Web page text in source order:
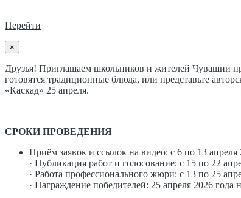
Перейти
×
Друзья! Приглашаем школьников и жителей Чувашии
готовятся традиционные блюда, или представьте
«Каскад» 25 апреля.
СРОКИ ПРОВЕДЕНИЯ
Приём заявок и ссылок на видео: с 6 по 13 апреля
· Публикация работ и голосование: с 15 по 22
· Работа профессионального жюри: с 13 по 25
· Награждение победителей: 25 апреля 2026 года